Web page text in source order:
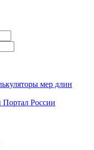
мер длин
России